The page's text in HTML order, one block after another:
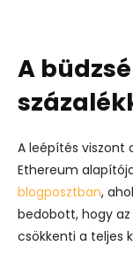
A
A leépítés viszont
Ethereum
blogposztban,
bedobott, hogy az
csökkenti a teljes